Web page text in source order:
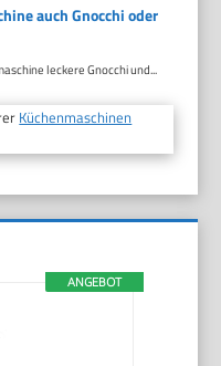
auch Gnocchi oder
leckere Gnocchi und...
Küchenmaschinen
ANGEBOT